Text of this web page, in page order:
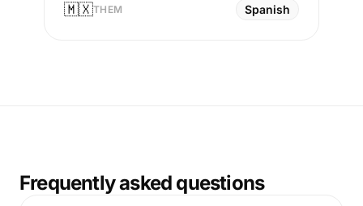
🇲🇽THEM Spanish
Frequently asked questions